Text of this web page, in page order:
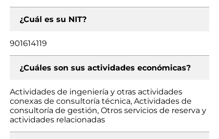
¿Cuál es su NIT?
901614119
¿Cuáles son sus actividades económicas?
Actividades de ingeniería y otras actividades
conexas de consultoría técnica, Actividades de
consultoría de gestión, Otros servicios de reserva y
actividades relacionadas